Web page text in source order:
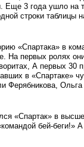
Еще 3 года ушло на
строки таблицы
«Спартака» в
На первых ролях
А первых 30
в «Спартаке»
Ферябникова,
«Спартак» в
бей-беги!»